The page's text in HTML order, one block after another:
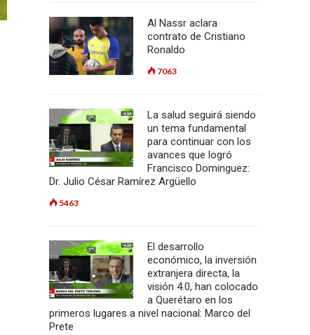
Al Nassr aclara
contrato de Cristiano
Ronaldo
7063
La salud seguirá siendo
un tema fundamental
para continuar con los
avances que logró
Francisco Dominguez:
Dr. Julio César Ramírez Argüello
5463
El desarrollo
económico, la inversión
extranjera directa, la
visión 4.0, han colocado
a Querétaro en los
primeros lugares a nivel nacional: Marco del
Prete